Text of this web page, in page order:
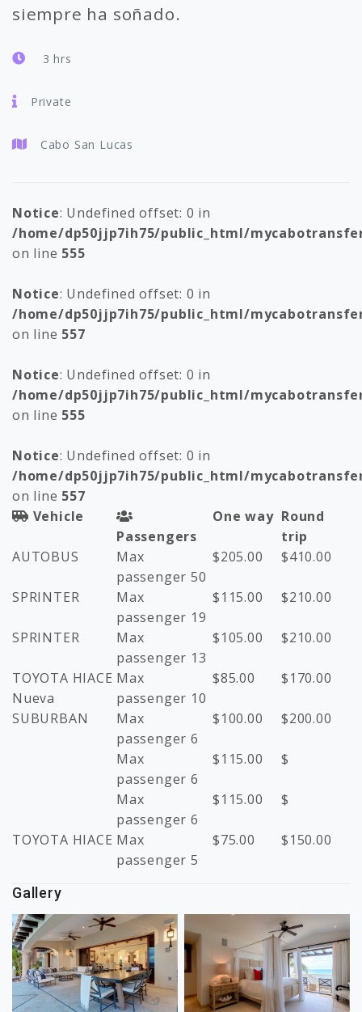
siempre ha soñado.
3 hrs
Private
Cabo San Lucas
Notice: Undefined offset: 0 in
/home/dp50jjp7ih75/public_html/
on line 555
Notice: Undefined offset: 0 in
/home/dp50jjp7ih75/public_html/
on line 557
Notice: Undefined offset: 0 in
/home/dp50jjp7ih75/public_html/
on line 555
Notice: Undefined offset: 0 in
/home/dp50jjp7ih75/public_html/
on line 557
Vehicle
Passengers
One way Round
trip
AUTOBUS
Max
passenger 50
$205.00 $410.00
SPRINTER
Max
passenger 19
$115.00 $210.00
SPRINTER
Max
passenger 13
$105.00 $210.00
TOYOTA HIACE
Nueva
Max
passenger 10
$85.00 $170.00
SUBURBAN
Max
passenger 6
$100.00 $200.00
Max
passenger 6
$115.00 $
Max
passenger 6
$115.00 $
TOYOTA HIACE Max
passenger 5
$75.00 $150.00
Gallery